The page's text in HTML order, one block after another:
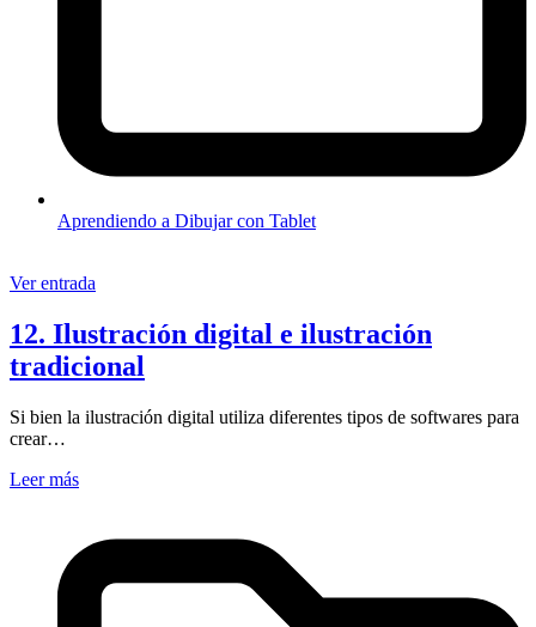
Aprendiendo a Dibujar con Tablet
Ver entrada
12. Ilustración digital e ilustración
tradicional
Si bien la ilustración digital utiliza diferentes tipos de softwares para
crear…
Leer más